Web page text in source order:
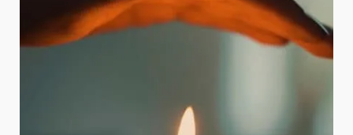
weit über ihre Einfachheit hinausgeht! Alles, was du brauchst, sind
zwei Könige und eine Dame.“